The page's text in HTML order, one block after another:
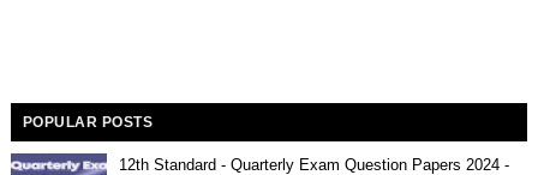
POPULAR POSTS
12th Standard - Quarterly Exam Question Papers 2024 -